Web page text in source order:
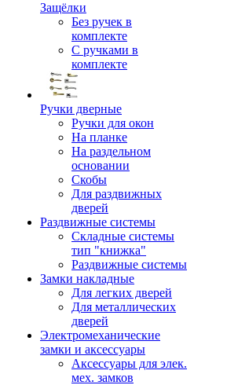
Защёлки
Без ручек в
комплекте
С ручками в
комплекте
Ручки дверные
Ручки для окон
На планке
На раздельном
основании
Скобы
Для раздвижных
дверей
Раздвижные системы
Складные системы
тип "книжка"
Раздвижные системы
Замки накладные
Для легких дверей
Для металлических
дверей
Электромеханические
замки и аксессуары
Аксессуары для элек.
мех. замков